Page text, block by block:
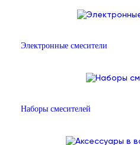
Электронные смесители
Наборы смесителей